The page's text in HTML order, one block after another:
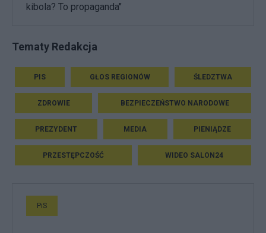
kibola? To propaganda"
Tematy Redakcja
PIS GŁOS REGIONÓW ŚLEDZTWA
ZDROWIE BEZPIECZEŃSTWO NARODOWE
PREZYDENT MEDIA PIENIĄDZE
PRZESTĘPCZOŚĆ WIDEO SALON24
PiS